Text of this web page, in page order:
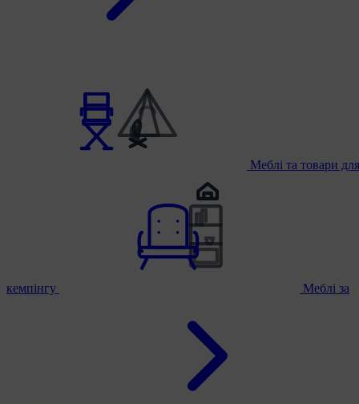
Меблі та товари для
кемпінгу Меблі за